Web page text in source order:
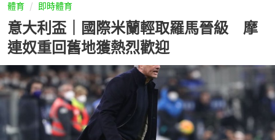
體育 即時體育
意大利盃｜國際米蘭輕取羅馬晉級 摩
連奴重回舊地獲熱烈歡迎